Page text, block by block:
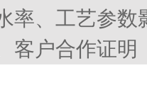
率、工艺参
客户合作证明